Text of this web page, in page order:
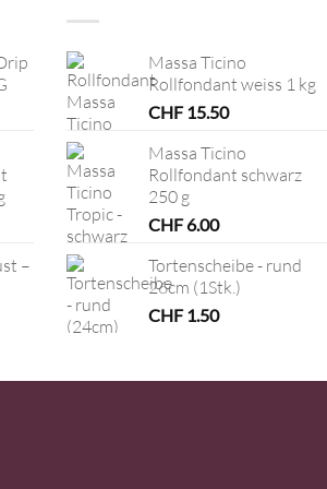
–
Massa Ticino
Rollfondant weiss 1 kg
CHF15.50
Massa Ticino
Rollfondant schwarz
250 g
CHF6.00
Tortenscheibe - rund
26cm (1Stk.)
CHF1.50